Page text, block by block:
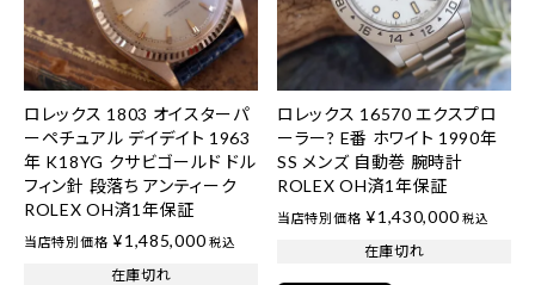
ロレックス 1803 オイスターパ
ーペチュアル デイデイト 1963
年 K18YG クサビゴールド ドル
フィン針 段落ち アンティーク
ROLEX OH済1年保証
当店特別価格 ¥1,485,000 税込
在庫切れ
ロレックス 16570 エクスプロ
ーラー? E番 ホワイト 1990年
SS メンズ 自動巻 腕時計
ROLEX OH済1年保証
当店特別価格 ¥1,430,000 税込
在庫切れ